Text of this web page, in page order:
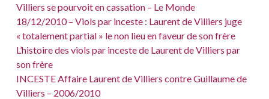
Villiers se pourvoit en cassation – Le Monde
18/12/2010 – Viols par inceste : Laurent de Villiers juge
« totalement partial » le non lieu en faveur de son frère
L’histoire des viols par inceste de Laurent de Villiers par
son frère
INCESTE Affaire Laurent de Villiers contre Guillaume de
Villiers – 2006/2010